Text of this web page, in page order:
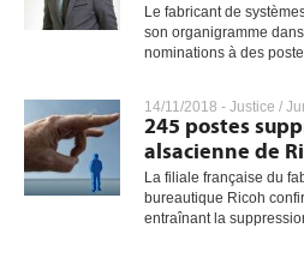
Le fabricant de
son organigramme
nominations à des poste
14/11/2018 - Justice /
245 postes
alsacienne de
La filiale française du
bureautique Ricoh
entraînant la